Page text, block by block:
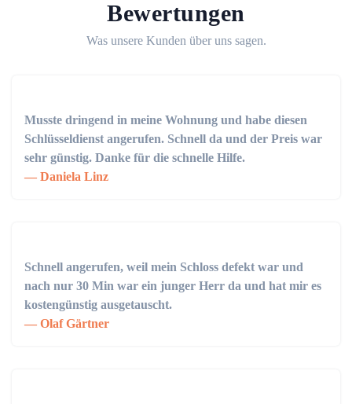
Bewertungen
Was unsere Kunden über uns sagen.
Musste dringend in meine Wohnung und habe diesen
Schlüsseldienst angerufen. Schnell da und der Preis war
sehr günstig. Danke für die schnelle Hilfe.
Daniela Linz
Schnell angerufen, weil mein Schloss defekt war und
nach nur 30 Min war ein junger Herr da und hat mir es
kostengünstig ausgetauscht.
Olaf Gärtner